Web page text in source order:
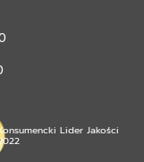
Lider Jakości